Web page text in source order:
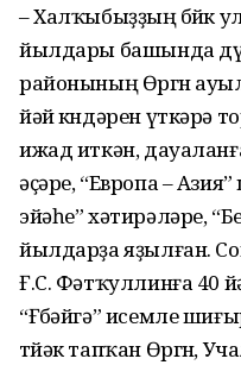
– Халҡыбыҙҙың бөйөк
йылдары башында
райо­нының Өргөн
йәй көндәрен үткәрә
ижад иткән,
әҫәре, “Европа –
эйәһе” хәтирәләре,
йылдарҙа яҙылған.
Ғ.С. Фәт­ҡуллинға 40
“Ғөбәйгә” исемле
төйәк тапҡан Өргөн,